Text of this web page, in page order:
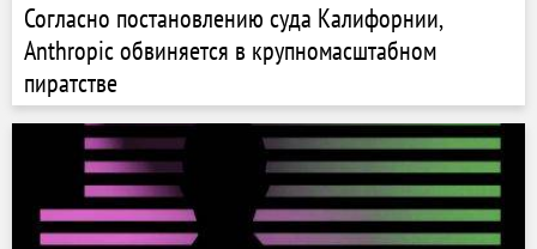
Согласно постановлению суда Калифорнии,
Anthropic обвиняется в крупномасштабном
пиратстве